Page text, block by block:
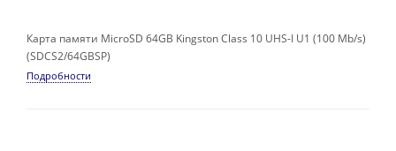
Карта памяти MicroSD 64GB Kingston Class 10 UHS-I U1 (100 Mb/s)
(SDCS2/64GBSP)
Подробности